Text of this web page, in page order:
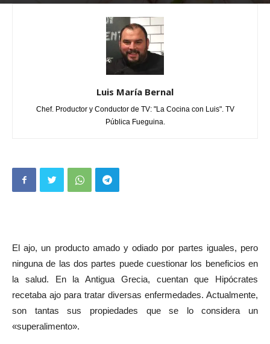
Luis María Bernal
Chef. Productor y Conductor de TV: "La Cocina con Luis". TV
Pública Fueguina.
El ajo, un producto amado y odiado por partes iguales, pero
ninguna de las dos partes puede cuestionar los beneficios en
la salud. En la Antigua Grecia, cuentan que Hipócrates
recetaba ajo para tratar diversas enfermedades. Actualmente,
son tantas sus propiedades que se lo considera un
«superalimento».